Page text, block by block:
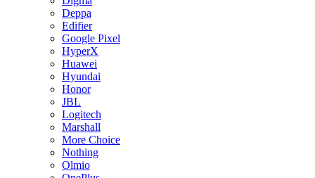
Deppa
Edifier
Google Pixel
HyperX
Huawei
Hyundai
Honor
JBL
Logitech
Marshall
More Choice
Nothing
Olmio